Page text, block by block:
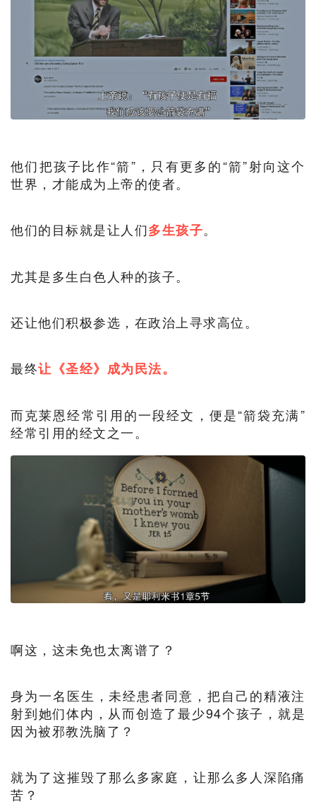
他们把孩子比作“箭”，只有更多的“箭”射向这个
世界，才能成为上帝的使者。
他们的目标就是让人们多生孩子。
尤其是多生白色人种的孩子。
还让他们积极参选，在政治上寻求高位。
最终让《圣经》成为民法。
而克莱恩经常引用的一段经文，便是“箭袋充满”
经常引用的经文之一。
啊这，这未免也太离谱了？
身为一名医生，未经患者同意，把自己的精液注
射到她们体内，从而创造了最少94个孩子，就是
因为被邪教洗脑了？
就为了这摧毁了那么多家庭，让那么多人深陷痛
苦？